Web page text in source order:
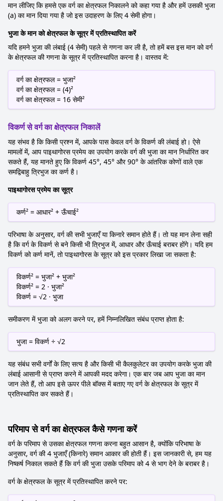
मान लीजिए कि हमसे एक वर्ग का क्षेत्रफल निकालने को कहा गया है और हमें उसकी भुजा
(a) का मान दिया गया है जो इस उदाहरण के लिए 4 सेमी होगा।
भुजा के मान को क्षेत्रफल के सूत्र में प्रतिस्थापित करें
यदि हमने भुजा की लंबाई (4 सेमी) पहले से गणना कर ली है, तो हमें बस इस मान को वर्ग
के क्षेत्रफल की गणना के सूत्र में प्रतिस्थापित करना है। वास्तव में:
वर्ग का क्षेत्रफल = भुजा²
वर्ग का क्षेत्रफल = (4)²
वर्ग का क्षेत्रफल = 16 सेमी²
विकर्ण से वर्ग का क्षेत्रफल निकालें
यह संभव है कि किसी प्रश्न में, आपके पास केवल वर्ग के विकर्ण की लंबाई हो। ऐसे
मामलों में, आप पाइथागोरस प्रमेय का उपयोग करके वर्ग की भुजा का मान निर्धारित कर
सकते हैं, यह मानते हुए कि विकर्ण 45°, 45° और 90° के आंतरिक कोणों वाले एक
समद्विबाहु त्रिभुज का कर्ण है।
पाइथागोरस प्रमेय का सूत्र
कर्ण² = आधार² + ऊँचाई²
परिभाषा के अनुसार, वर्ग की सभी भुजाएँ या किनारे समान होते हैं। तो यह मान लेना सही
है कि वर्ग के विकर्ण से बने किसी भी त्रिभुज में, आधार और ऊँचाई बराबर होंगे। यदि हम
विकर्ण को कर्ण मानें, तो पाइथागोरस के सूत्र को इस प्रकार लिखा जा सकता है:
विकर्ण² = भुजा² + भुजा²
विकर्ण² = 2 · भुजा²
विकर्ण = √2 · भुजा
समीकरण में भुजा को अलग करने पर, हमें निम्नलिखित संबंध प्राप्त होता है:
भुजा = विकर्ण ÷ √2
यह संबंध सभी वर्गों के लिए सत्य है और किसी भी कैलकुलेटर का उपयोग करके भुजा की
लंबाई आसानी से प्राप्त करने में आपकी मदद करेगा। एक बार जब आप भुजा का मान
जान लेते हैं, तो आप इसे ऊपर पीले बॉक्स में बताए गए वर्ग के क्षेत्रफल के सूत्र में
प्रतिस्थापित कर सकते हैं।
परिमाप से वर्ग का क्षेत्रफल कैसे गणना करें
वर्ग के परिमाप से उसका क्षेत्रफल गणना करना बहुत आसान है, क्योंकि परिभाषा के
अनुसार, वर्ग की 4 भुजाएँ (किनारे) समान आकार की होती हैं। इस जानकारी से, हम यह
निष्कर्ष निकाल सकते हैं कि वर्ग की भुजा उसके परिमाप को 4 से भाग देने के बराबर है।
वर्ग के क्षेत्रफल के सूत्र में प्रतिस्थापित करने पर: